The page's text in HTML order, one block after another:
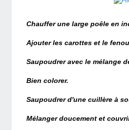
Chauffer une large poêle en
Ajouter les carottes et le
Saupoudrer avec le mélange
Bien colorer.
Saupoudrer d'une cuillère à
Mélanger doucement et